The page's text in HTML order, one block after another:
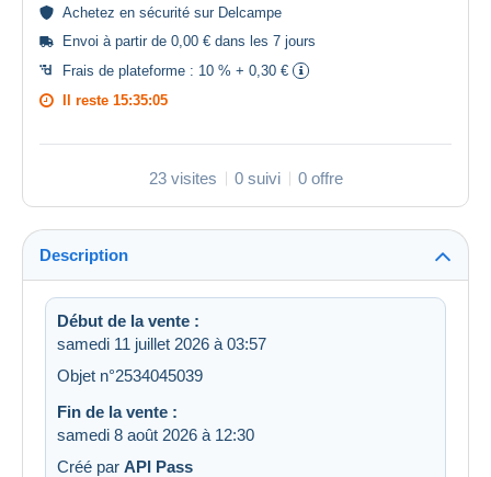
Achetez en sécurité sur Delcampe
Envoi à partir de 0,00 € dans les 7 jours
Frais de plateforme : 10 % + 0,30 €
Il reste 15:35:05
23 visites 0 suivi 0 offre
Description
Début de la vente :
samedi 11 juillet 2026 à 03:57
Objet n°2534045039
Fin de la vente :
samedi 8 août 2026 à 12:30
Créé par API Pass